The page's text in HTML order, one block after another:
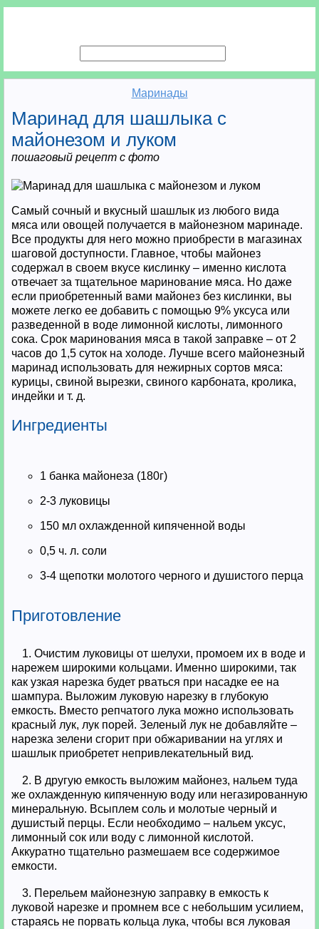
Маринады
Маринад для шашлыка с
майонезом и луком
пошаговый рецепт с фото
Самый сочный и вкусный шашлык из любого вида
мяса или овощей получается в майонезном маринаде.
Все продукты для него можно приобрести в магазинах
шаговой доступности. Главное, чтобы майонез
содержал в своем вкусе кислинку – именно кислота
отвечает за тщательное маринование мяса. Но даже
если приобретенный вами майонез без кислинки, вы
можете легко ее добавить с помощью 9% уксуса или
разведенной в воде лимонной кислоты, лимонного
сока. Срок маринования мяса в такой заправке – от 2
часов до 1,5 суток на холоде. Лучше всего майонезный
маринад использовать для нежирных сортов мяса:
курицы, свиной вырезки, свиного карбоната, кролика,
индейки и т. д.
Ингредиенты
1 банка майонеза (180г)
2-3 луковицы
150 мл охлажденной кипяченной воды
0,5 ч. л. соли
3-4 щепотки молотого черного и душистого перца
Приготовление
1. Очистим луковицы от шелухи, промоем их в воде и
нарежем широкими кольцами. Именно широкими, так
как узкая нарезка будет рваться при насадке ее на
шампура. Выложим луковую нарезку в глубокую
емкость. Вместо репчатого лука можно использовать
красный лук, лук порей. Зеленый лук не добавляйте –
нарезка зелени сгорит при обжаривании на углях и
шашлык приобретет непривлекательный вид.
2. В другую емкость выложим майонез, нальем туда
же охлажденную кипяченную воду или негазированную
минеральную. Всыплем соль и молотые черный и
душистый перцы. Если необходимо – нальем уксус,
лимонный сок или воду с лимонной кислотой.
Аккуратно тщательно размешаем все содержимое
емкости.
3. Перельем майонезную заправку в емкость к
луковой нарезке и промнем все с небольшим усилием,
стараясь не порвать кольца лука, чтобы вся луковая